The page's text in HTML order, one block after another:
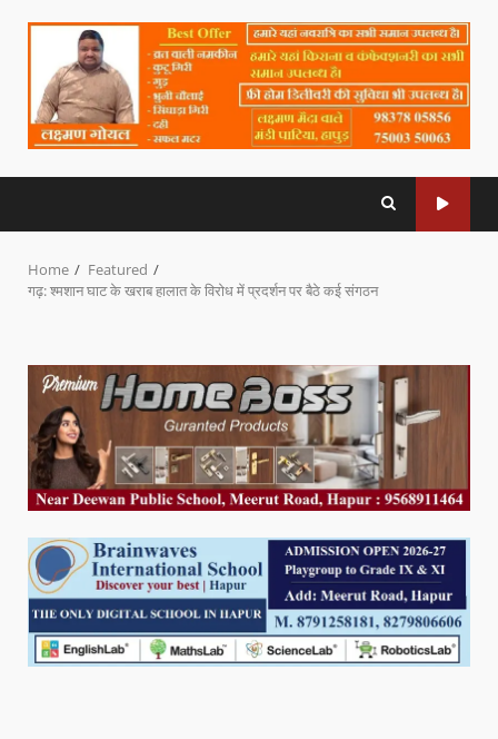
Home
Featured
गढ़: श्मशान घाट के खराब हालात के विरोध में प्रदर्शन पर बैठे कई संगठन